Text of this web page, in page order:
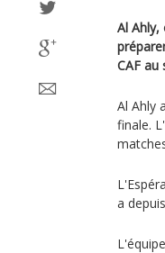
Al
CAF au
Al Ahly
finale.
a